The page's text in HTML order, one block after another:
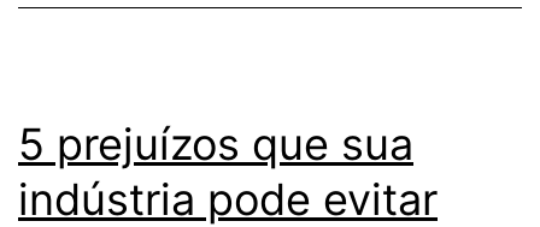
5 prejuízos que sua
indústria pode evitar